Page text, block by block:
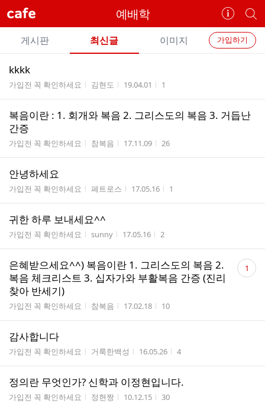
cafe 예배학
카
페
정
보
개
별
카
페
카
페
메
뉴
가입하기
게시판 최신글 이미지
전
체
글
리
kkkk
게시판명
가입전 꼭 확인하세요 작성자
김현도 작성시간
19.04.01 조회수
1
복음이란 : 1. 회개와 복음 2. 그리스도의 복음 3. 거듭난
간증
게시판명
가입전 꼭 확인하세요 작성자
참복음 작성시간
17.11.09 조회수
26
안녕하세요
게시판명
가입전 꼭 확인하세요 작성자
페트로스 작성시간
17.05.16 조회수
1
귀한 하루 보내세요^^
게시판명
가입전 꼭 확인하세요 작성자
sunny 작성시간
17.05.16 조회수
2
은혜받으세요^^) 복음이란 1. 그리스도의 복음 2.
복음 체크리스트 3. 십자가와 부활복음 간증 (진리
찾아 반세기)
게시판명
가입전 꼭 확인하세요 작성자
참복음 작성시간
17.02.18 조회수
10
댓
글 1
감사합니다
게시판명
가입전 꼭 확인하세요 작성자
거룩한백성 작성시간
16.05.26 조회수
4
정의란 무엇인가? 신학과 이정현입니다.
게시판명
가입전 꼭 확인하세요 작성자
정현짱 작성시간
10.12.15 조회수
30